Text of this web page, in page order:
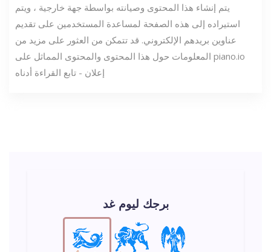
يتم إنشاء هذا المحتوى وصيانته بواسطة جهة خارجية ، ويتم
استيراده إلى هذه الصفحة لمساعدة المستخدمين على تقديم
عناوين بريدهم الإلكتروني. قد تتمكن من العثور على مزيد من
المعلومات حول هذا المحتوى والمحتوى المماثل على piano.io
إعلان - تابع القراءة أدناه
برجك ليوم غد